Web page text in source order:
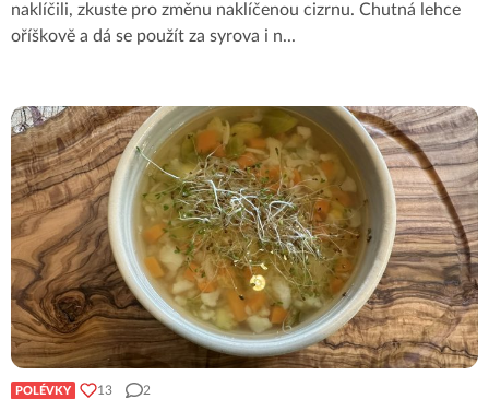
naklíčili, zkuste pro změnu naklíčenou cizrnu. Chutná lehce
oříškově a dá se použít za syrova i n...
POLÉVKY 13 2